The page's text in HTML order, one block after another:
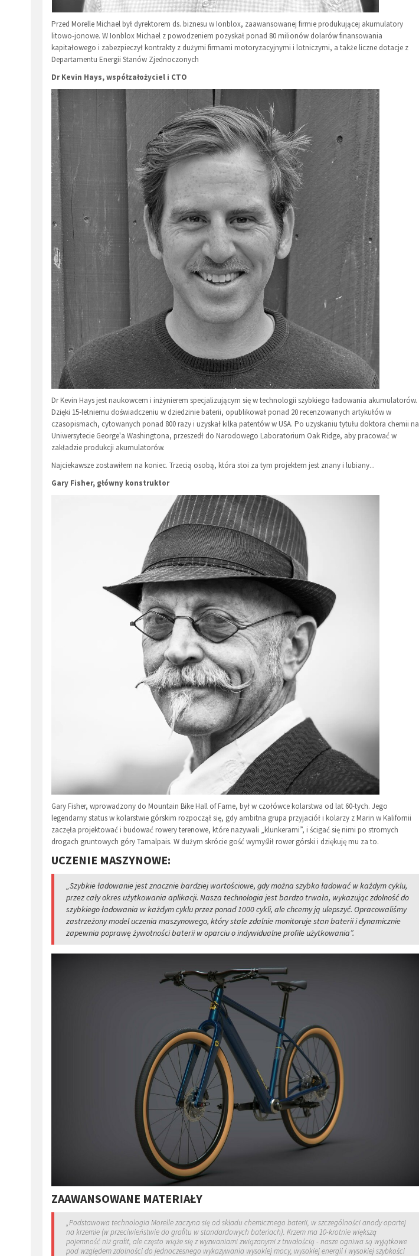
Przed Morelle Michael był dyrektorem ds. biznesu w Ionblox, zaawansowanej firmie produkującej akumulatory
litowo-jonowe. W Ionblox Michael z powodzeniem pozyskał ponad 80 milionów dolarów finansowania
kapitałowego i zabezpieczył kontrakty z dużymi firmami motoryzacyjnymi i lotniczymi, a także liczne dotacje z
Departamentu Energii Stanów Zjednoczonych
Dr Kevin Hays, współzałożyciel i CTO
Dr Kevin Hays jest naukowcem i inżynierem specjalizującym się w technologii szybkiego ładowania akumulatorów.
Dzięki 15-letniemu doświadczeniu w dziedzinie baterii, opublikował ponad 20 recenzowanych artykułów w
czasopismach, cytowanych ponad 800 razy i uzyskał kilka patentów w USA. Po uzyskaniu tytułu doktora chemii na
Uniwersytecie George'a Washingtona, przeszedł do Narodowego Laboratorium Oak Ridge, aby pracować w
zakładzie produkcji akumulatorów.
Najciekawsze zostawiłem na koniec. Trzecią osobą, która stoi za tym projektem jest znany i lubiany...
Gary Fisher, główny konstruktor
Gary Fisher, wprowadzony do Mountain Bike Hall of Fame, był w czołówce kolarstwa od lat 60-tych. Jego
legendarny status w kolarstwie górskim rozpoczął się, gdy ambitna grupa przyjaciół i kolarzy z Marin w Kalifornii
zaczęła projektować i budować rowery terenowe, które nazywali „klunkerami”, i ścigać się nimi po stromych
drogach gruntowych góry Tamalpais. W dużym skrócie gość wymyślił rower górski i dziękuję mu za to.
UCZENIE MASZYNOWE:
„Szybkie ładowanie jest znacznie bardziej wartościowe, gdy można szybko ładować w każdym cyklu,
przez cały okres użytkowania aplikacji. Nasza technologia jest bardzo trwała, wykazując zdolność do
szybkiego ładowania w każdym cyklu przez ponad 1000 cykli, ale chcemy ją ulepszyć. Opracowaliśmy
zastrzeżony model uczenia maszynowego, który stale zdalnie monitoruje stan baterii i dynamicznie
zapewnia poprawę żywotności baterii w oparciu o indywidualne profile użytkowania”.
ZAAWANSOWANE MATERIAŁY
„Podstawowa technologia Morelle zaczyna się od składu chemicznego baterii, w szczególności anody opartej
na krzemie (w przeciwieństwie do grafitu w standardowych bateriach). Krzem ma 10-krotnie większą
pojemność niż grafit, ale często wiąże się z wyzwaniami związanymi z trwałością - nasze ogniwa są wyjątkowe
pod względem zdolności do jednoczesnego wykazywania wysokiej mocy, wysokiej energii i wysokiej szybkości